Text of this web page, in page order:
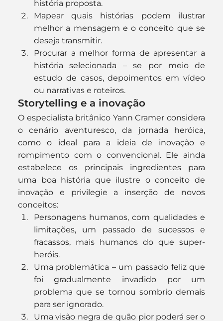
história proposta.
Mapear quais histórias podem ilustrar
melhor a mensagem e o conceito que se
deseja transmitir.
Procurar a melhor forma de apresentar a
história selecionada – se por meio de
estudo de casos, depoimentos em vídeo
ou narrativas e roteiros.
Storytelling e a inovação
O especialista britânico Yann Cramer considera
o cenário aventuresco, da jornada heróica,
como o ideal para a ideia de inovação e
rompimento com o convencional. Ele ainda
estabelece os principais ingredientes para
uma boa história que ilustre o conceito de
inovação e privilegie a inserção de novos
conceitos:
Personagens humanos, com qualidades e
limitações, um passado de sucessos e
fracassos, mais humanos do que super-
heróis.
Uma problemática – um passado feliz que
foi gradualmente invadido por um
problema que se tornou sombrio demais
para ser ignorado.
Uma visão negra de quão pior poderá ser o